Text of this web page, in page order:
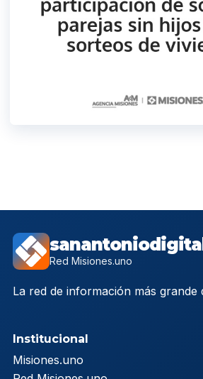
Red Misiones.uno
La red de información más grande
Institucional
Misiones.uno